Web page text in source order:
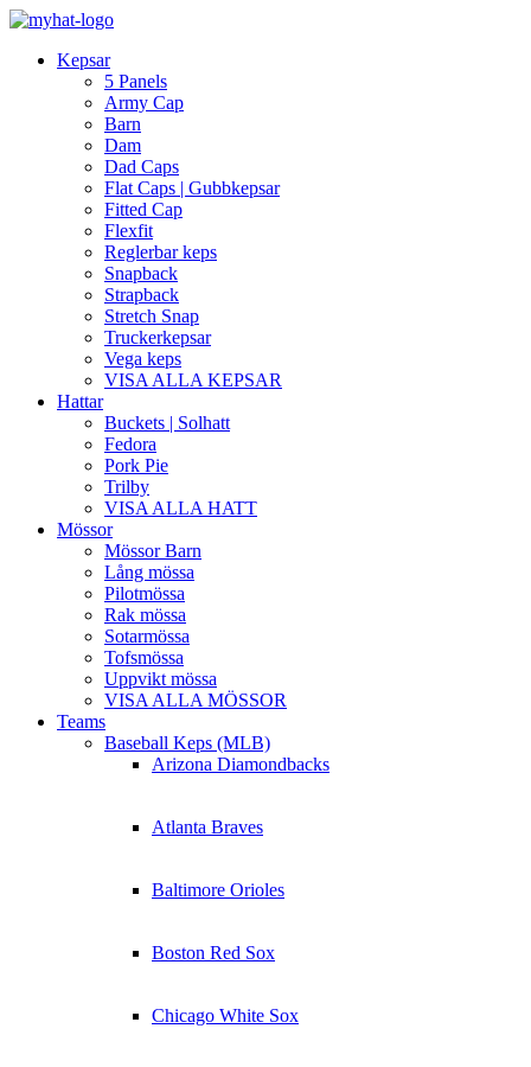
Kepsar
5 Panels
Army Cap
Barn
Dam
Dad Caps
Flat Caps | Gubbkepsar
Fitted Cap
Flexfit
Reglerbar keps
Snapback
Strapback
Stretch Snap
Truckerkepsar
Vega keps
VISA ALLA KEPSAR
Hattar
Buckets | Solhatt
Fedora
Pork Pie
Trilby
VISA ALLA HATT
Mössor
Mössor Barn
Lång mössa
Pilotmössa
Rak mössa
Sotarmössa
Tofsmössa
Uppvikt mössa
VISA ALLA MÖSSOR
Teams
Baseball Keps (MLB)
Arizona Diamondbacks
Atlanta Braves
Baltimore Orioles
Boston Red Sox
Chicago White Sox